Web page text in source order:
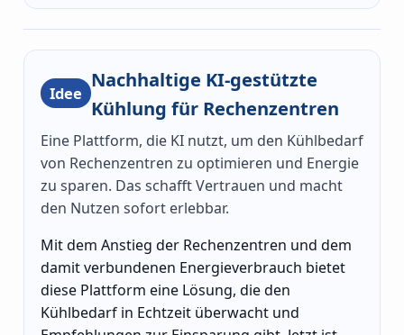
Idee
Nachhaltige KI-gestützte
Kühlung für Rechenzentren
Eine Plattform, die KI nutzt, um den Kühlbedarf
von Rechenzentren zu optimieren und Energie
zu sparen. Das schafft Vertrauen und macht
den Nutzen sofort erlebbar.
Mit dem Anstieg der Rechenzentren und dem
damit verbundenen Energieverbrauch bietet
diese Plattform eine Lösung, die den
Kühlbedarf in Echtzeit überwacht und